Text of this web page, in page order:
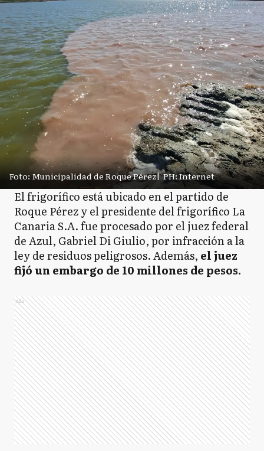
Foto: Municipalidad de Roque Pérez| PH: Internet
El frigorífico está ubicado en el partido de
Roque Pérez y el presidente del frigorífico La
Canaria S.A. fue procesado por el juez federal
de Azul, Gabriel Di Giulio, por infracción a la
ley de residuos peligrosos. Además, el juez
fijó un embargo de 10 millones de pesos.
Ads